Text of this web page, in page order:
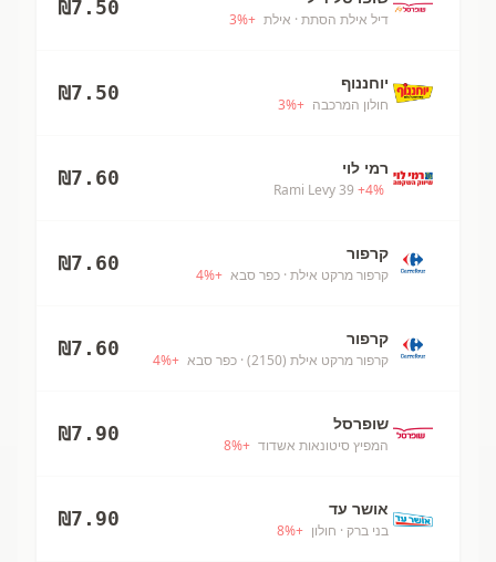
דיל אילת הסתת · אילת +
3%
₪7.50
יוחננוף
חולון המרכבה +
3%
₪7.50
רמי לוי
Rami Levy 39 +4%
₪7.60
קרפור
קרפור מרקט אילת · כפר סבא +
4%
₪7.60
קרפור
קרפור מרקט אילת (2150) · כפר סבא +
4%
₪7.60
שופרסל
המפיץ סיטונאות אשדוד +
8%
₪7.90
אושר עד
בני ברק · חולון +
8%
₪7.90